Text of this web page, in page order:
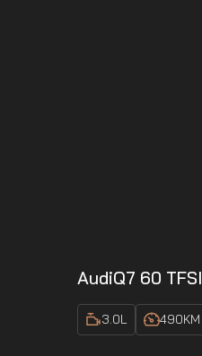
AudiQ7 60 TFSI
3.0L 490KM